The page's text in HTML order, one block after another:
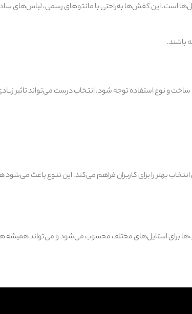
است. این کفش‌ها به‌راحتی با مانتوهای رسمی، لباس‌های
باشند.
و نوع استفاده توجه شود. انتخاب درست می‌تواند تاثیر
بهتر را برای کاربران فراهم می‌کند. این تنوع باعث می‌شود
برای استایل‌های مختلف محسوب می‌شود و می‌تواند